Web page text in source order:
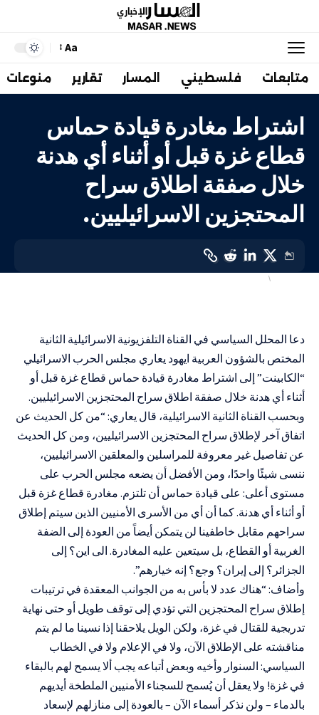
Aa
متابعات فلسطيني المسار تقارير منوعات
اشتراط مغادرة قيادة حماس
قطاع غزة قبل أو أثناء أي هدنة
خلال صفقة اطلاق سراح
المحتجزين الاسرائيليين.
إسرائيلياتفلسطيني
دعا المحلل السياسي في القناة التلفزيونية الاسرائيلية الثانية
المختص بالشؤون العربية ايهود يعاري مجلس الحرب الاسرائيلي
“الكابينت” إلى اشتراط مغادرة قيادة حماس قطاع غزة قبل أو
أثناء أي هدنة خلال صفقة اطلاق سراح المحتجزين الاسرائيليين.
وبحسب القناة الثانية الاسرائيلية، قال يعاري: “من كل الحديث عن
اتفاق آخر لإطلاق سراح المحتجزين الاسرائيليين، ومن كل الحديث
عن تفاصيل غير معروفة للمراسلين والمعلقين الاسرائيليين،
ننسى شيئًا واحدًا، ومن الأفضل أن يضعه مجلس الحرب على
مستوى أعلى: على قيادة حماس أن تلتزم. مغادرة قطاع غزة قبل
أو أثناء أي هدنة. كما أن أي من الأسرى الأمنيين الذين سيتم إطلاق
سراحهم مقابل خاطفينا لن يتمكن أيضاً من العودة إلى الضفة
الغربية أو القطاع، بل سيتعين عليه المغادرة. الى اين؟ إلى
الجزائر؟ إلى إيران؟ وجع؟ إنه خيارهم”.
وأضاف: “هناك عدد لا بأس به من الجوانب المعقدة في ترتيبات
إطلاق سراح المحتجزين التي تؤدي إلى توقف طويل أو حتى نهاية
تدريجية للقتال في غزة، ولكن الويل يلاحقنا إذا نسينا ما لم يتم
مناقشته على الإطلاق الآن، ولا في الإعلام ولا في الخطاب
السياسي: السنوار وأخيه وبعض أتباعه يجب ألا يسمح لهم بالبقاء
في غزة! ولا يعقل أن يُسمح للسجناء الأمنيين الملطخة أيديهم
بالدماء – ولن نذكر أسماء الآن – بالعودة إلى منازلهم لإسعاد